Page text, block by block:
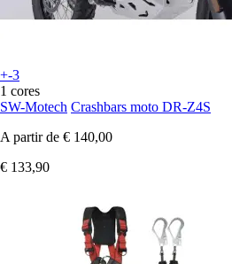
+-3
1 cores
SW-Motech Crashbars moto DR-Z4S
A partir de € 140,00
€ 133,90